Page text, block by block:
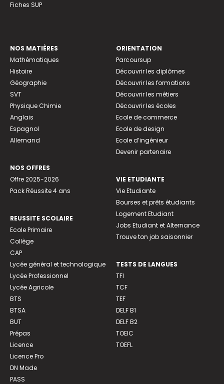
Fiches SUP
NOS MATIÈRES
Mathématiques
Histoire
Géographie
SVT
Physique Chimie
Anglais
Espagnol
Allemand
NOS OFFRES
Offre 2025-2026
Pack Réussite 4 ans
REUSSITE SCOLAIRE
Ecole Primaire
Collège
CAP
Lycée général et technologique
Lycée Professionnel
Lycée Agricole
BTS
BTSA
BUT
Prépas
Licence
Licence Pro
DN Made
PASS
ORIENTATION
Parcoursup
Découvrir les diplômes
Découvrir les formations
Découvrir les métiers
Découvrir les écoles
Ecole de commerce
Ecole de design
Ecole d’ingénieur
Devenir partenaire
VIE ETUDIANTE
Vie Etudiante
Bourses et prêts étudiants
Logement Etudiant
Jobs Etudiant et Alternance
Trouve ton job saisonnier
TESTS DE LANGUES
TFI
TCF
TEF
DELF B1
DELF B2
TOEIC
TOEFL